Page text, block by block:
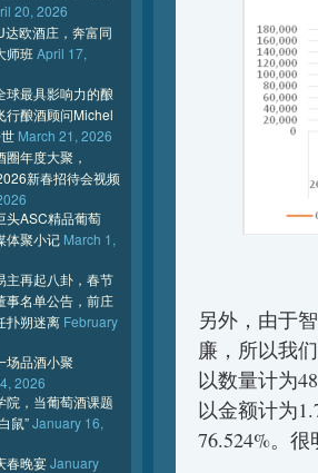
另外，由于
廉，所以我
以数量计为
以金额计为
76.524%。
20, 2026
达欧酒庄，奔富同
师班 April 17,
球最具影响力的酿
行酿酒顾问Michel
March 21, 2026
年度大聚，
新春招待会视频
头ASC精品葡萄
体聚小记 March 1,
主再起八卦，春节
事名单公告，前庄
扑朔迷离 February
场品酒小聚
2026
院，当葡萄酒课题
鼠”January 16,
春晚宴January